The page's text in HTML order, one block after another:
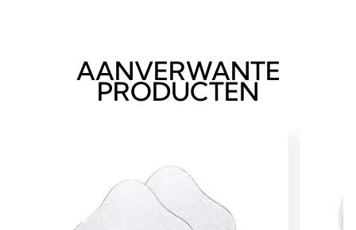
AANVERWANTE
PRODUCTEN